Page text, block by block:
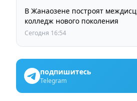
В Жанаозене построят
колледж нового поколения
Сегодня 16:54
подпишитесь
Telegram